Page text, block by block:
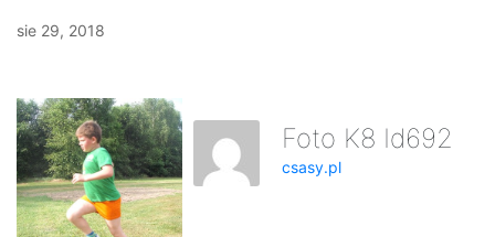
sie 29, 2018
Foto K8 Id692
csasy.pl